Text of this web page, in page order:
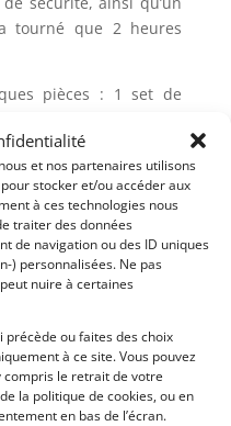
et nos partenaires utilisons
stocker et/ou accéder aux
à ces technologies nous
traiter des données
de navigation ou des ID uniques
) personnalisées. Ne pas
nuire à certaines
précède ou faites des choix
à ce site. Vous pouvez
le retrait de votre
la politique de cookies, ou en
en bas de l’écran.
tourné que 2 heures
pièces : 1 set de
en course et
très attractif pour une
et réellement prête à
Ford.